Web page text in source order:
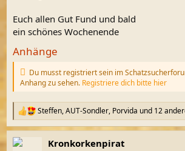
Euch allen Gut Fund und bald
ein schönes Wochenende
Anhänge
Du musst registriert sein im
Anhang zu sehen. Registriere dich bitte hier
R
e
a
k
Steffen,AUT-Sondler, Porvida und 12
Kronkorkenpirat